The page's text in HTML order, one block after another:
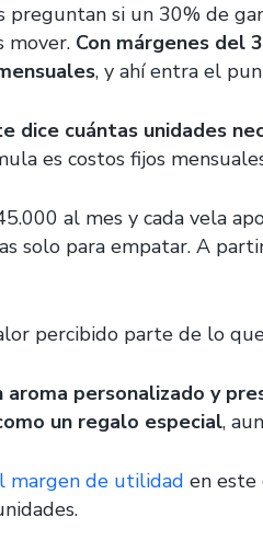
preguntan si un 30% de
mover. Con márgenes del
, y ahí entra el
dice cuántas unidades
es costos fijos
al mes y cada vela
solo para empatar. A
percibido parte de lo
personalizado y
un regalo especial,
margen de utilidad en este